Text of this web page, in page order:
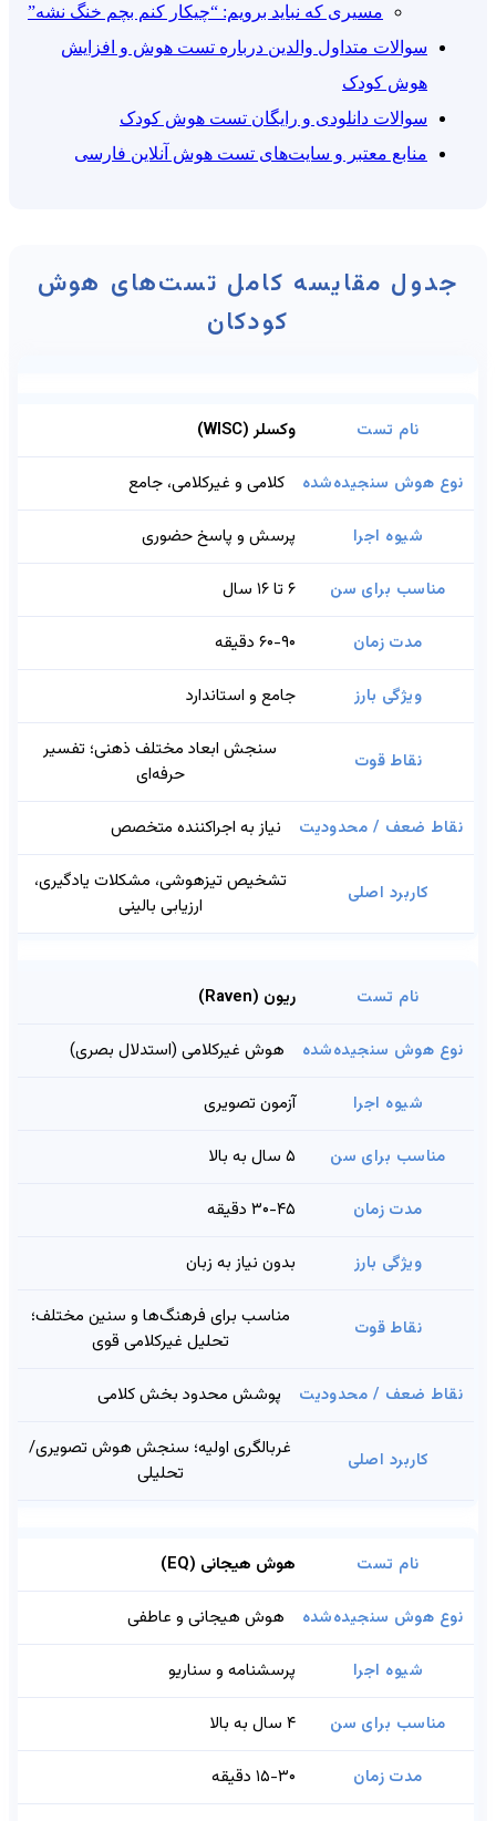
مسیری که نباید برویم: “چیکار کنم بچم خنگ نشه”
سوالات متداول والدین درباره تست هوش و افزایش
هوش کودک
سوالات دانلودی و رایگان تست هوش کودک
منابع معتبر و سایت‌های تست هوش آنلاین فارسی
جدول مقایسه کامل تست‌های هوش
کودکان
وکسلر (WISC)
کلامی و غیرکلامی، جامع
پرسش و پاسخ حضوری
۶ تا ۱۶ سال
۶۰-۹۰ دقیقه
جامع و استاندارد
سنجش ابعاد مختلف ذهنی؛ تفسیر
حرفه‌ای
نیاز به اجراکننده متخصص
تشخیص تیزهوشی، مشکلات یادگیری،
ارزیابی بالینی
ریون (Raven)
هوش غیرکلامی (استدلال بصری)
آزمون تصویری
۵ سال به بالا
۳۰-۴۵ دقیقه
بدون نیاز به زبان
مناسب برای فرهنگ‌ها و سنین مختلف؛
تحلیل غیرکلامی قوی
پوشش محدود بخش کلامی
غربالگری اولیه؛ سنجش هوش تصویری/
تحلیلی
هوش هیجانی (EQ)
هوش هیجانی و عاطفی
پرسشنامه و سناریو
۴ سال به بالا
۱۵-۳۰ دقیقه